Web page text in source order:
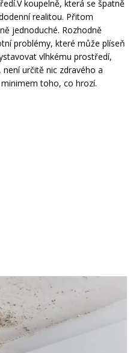
koupelně, která se špatně
realitou. Přitom
jednoduché. Rozhodně
problémy, které může plíseň
vlhkému prostředí,
určitě nic zdravého a
toho, co hrozí.